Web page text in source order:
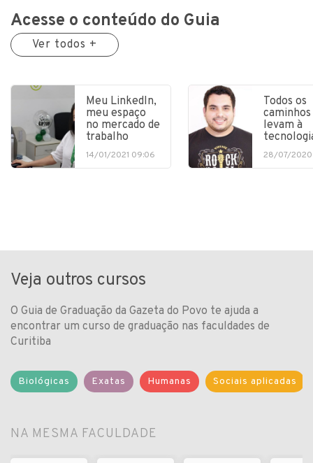
Acesse o conteúdo do Guia
Ver todos +
Meu LinkedIn,
meu espaço
no mercado de
trabalho
14/01/2021 09:06
Todos os
caminhos
levam à
28/07/2020
Veja outros cursos
O Guia de Graduação da Gazeta do Povo te ajuda a
encontrar um curso de graduação nas faculdades de
Curitiba
Biológicas Exatas Humanas Sociais aplicadas
NA MESMA FACULDADE